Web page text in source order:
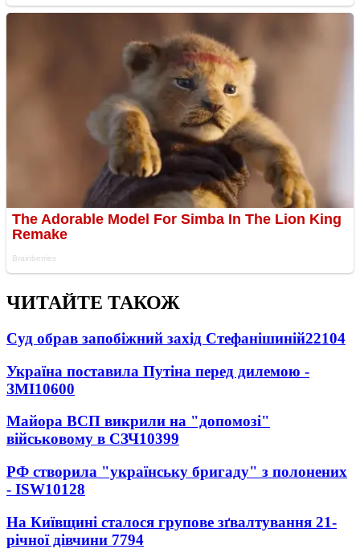
ЧИТАЙТЕ ТАКОЖ
Суд обрав запобіжний захід Стефанішиній22104
Україна поставила Путіна перед дилемою -
ЗМІ10600
Майора ВСП викрили на "допомозі"
військовому в СЗЧ10399
РФ створила "українську бригаду" з полонених
- ISW10128
На Київщині сталося групове зґвалтування 21-
річної дівчини 7794